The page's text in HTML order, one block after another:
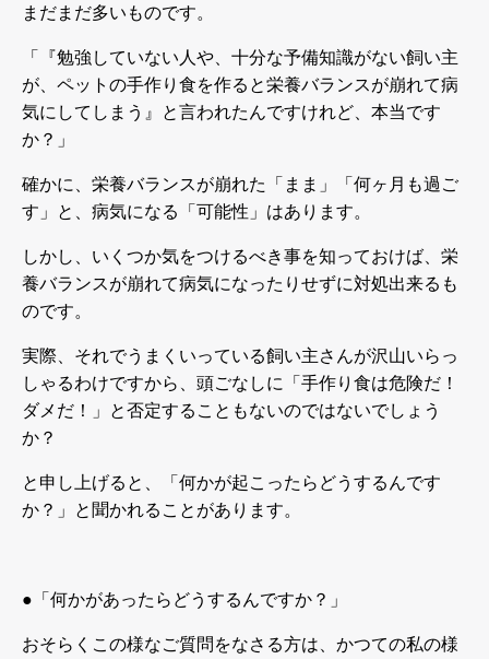
まだまだ多いものです。
「『勉強していない人や、十分な予備知識がない飼い主
が、ペットの手作り食を作ると栄養バランスが崩れて病
気にしてしまう』と言われたんですけれど、本当です
か？」
確かに、栄養バランスが崩れた「まま」「何ヶ月も過ご
す」と、病気になる「可能性」はあります。
しかし、いくつか気をつけるべき事を知っておけば、栄
養バランスが崩れて病気になったりせずに対処出来るも
のです。
実際、それでうまくいっている飼い主さんが沢山いらっ
しゃるわけですから、頭ごなしに「手作り食は危険だ！
ダメだ！」と否定することもないのではないでしょう
か？
と申し上げると、「何かが起こったらどうするんです
か？」と聞かれることがあります。
● 「何かがあったらどうするんですか？」
おそらくこの様なご質問をなさる方は、かつての私の様